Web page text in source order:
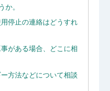
か。
停止の連絡はどうすれ
がある場合、どこに相
方法などについて相談